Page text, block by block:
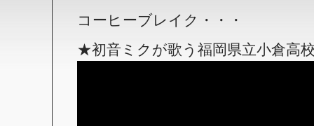
コーヒーブレイク・・・
★初音ミクが歌う福岡県立小倉高